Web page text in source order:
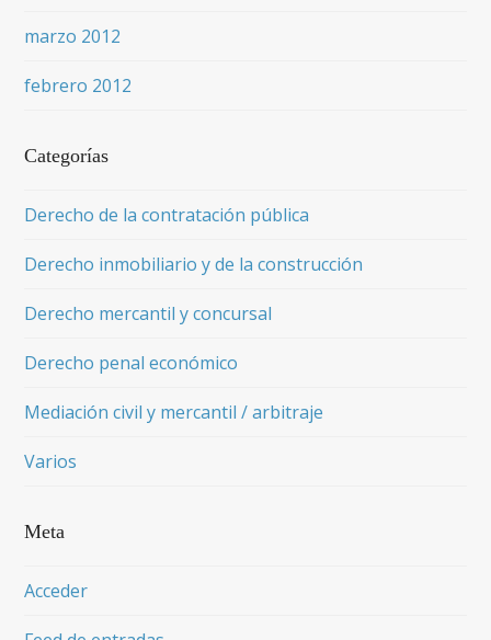
marzo 2012
febrero 2012
Categorías
Derecho de la contratación pública
Derecho inmobiliario y de la construcción
Derecho mercantil y concursal
Derecho penal económico
Mediación civil y mercantil / arbitraje
Varios
Meta
Acceder